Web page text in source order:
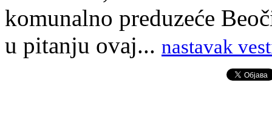
komunalno preduzeće
u pitanju ovaj... nastavak